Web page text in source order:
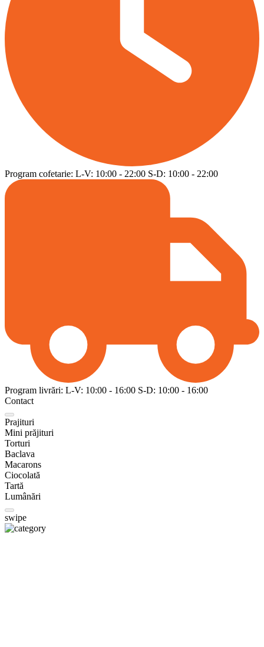
Program cofetarie: L-V: 10:00 - 22:00 S-D: 10:00 - 22:00
Program livrări: L-V: 10:00 - 16:00 S-D: 10:00 - 16:00
Contact
Prajituri
Mini prăjituri
Torturi
Baclava
Macarons
Ciocolată
Tartă
Lumânări
swipe